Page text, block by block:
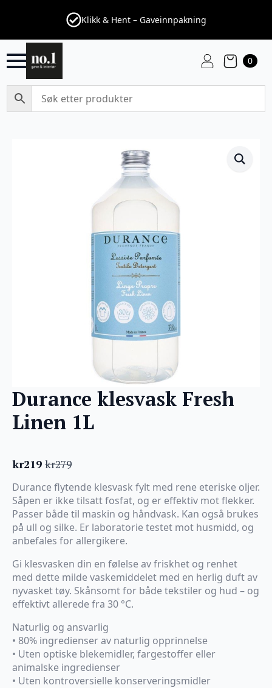
Klikk & Hent – Gaveinnpakning
0
Durance klesvask Fresh
Linen 1L
kr279
Opprinnelig
pris
var:
kr279.
kr219
Nåværende
pris
er:
kr219.
Durance flytende klesvask fylt med rene eteriske oljer.
Såpen er ikke tilsatt fosfat, og er effektiv mot flekker.
Passer både til maskin og håndvask. Kan også brukes
på ull og silke. Er laboratorie testet mot husmidd, og
anbefales for allergikere.
Gi klesvasken din en følelse av friskhet og renhet
med dette milde vaskemiddelet med en herlig duft av
nyvasket tøy. Skånsomt for både tekstiler og hud – og
effektivt allerede fra 30 °C.
Naturlig og ansvarlig
• 80% ingredienser av naturlig opprinnelse
• Uten optiske blekemidler, fargestoffer eller
animalske ingredienser
• Uten kontroversielle konserveringsmidler